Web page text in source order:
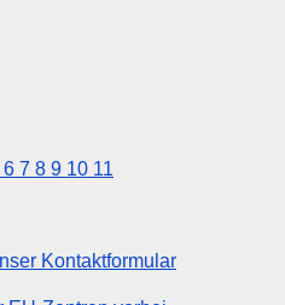
7 8 9 10 11
Kontaktformular